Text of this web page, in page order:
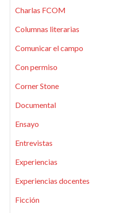
Charlas FCOM
Columnas literarias
Comunicar el campo
Con permiso
Corner Stone
Documental
Ensayo
Entrevistas
Experiencias
Experiencias docentes
Ficción